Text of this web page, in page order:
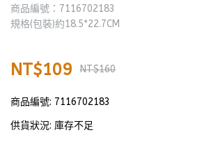
商品編號：7116702183
規格(包裝)約18.5*22.7CM
NT$109 NT$160
商品編號: 7116702183
供貨狀況: 庫存不足